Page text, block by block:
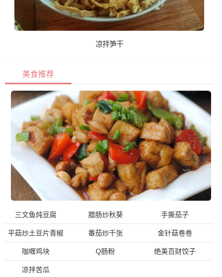
凉拌笋干
美食推荐
三文鱼炖豆腐 腊肠炒秋葵 手撕茄子
平菇炒土豆片青椒 番茄炒千张 金针菇卷卷
咖喱鸡块 Q肠粉 绝美百财饺子
凉拌苦瓜